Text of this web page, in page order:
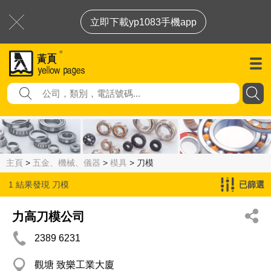
立即下載yp1083手機app
主頁 > 五金、機械、儀器 > 模具 > 刀模
1 結果發現 刀模 已篩選
力高刀模公司
2389 6231
觀塘 致樂工業大廈